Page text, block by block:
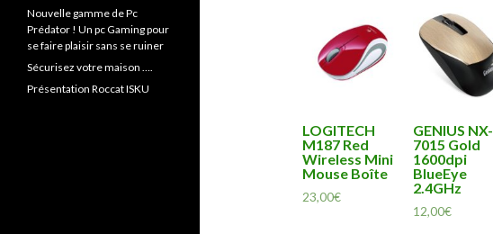
LOGITECH
M187 Red
Wireless Mini
Mouse Boîte
23,00€
GENIUS NX-
7015 Gold
1600dpi
BlueEye
2.4GHz
12,00€
Nouvelle gamme de Pc
Prédator ! Un pc Gaming pour
se faire plaisir sans se ruiner
Sécurisez votre maison ….
Présentation Roccat ISKU